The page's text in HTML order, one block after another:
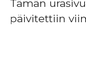
Tämän
päivitettiin